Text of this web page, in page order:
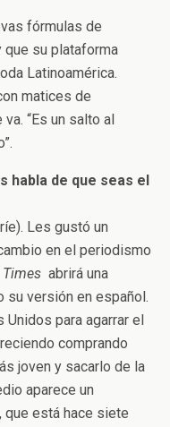
fórmulas de
su plataforma
Latinoamérica.
matices de
“Es un salto al
habla de que seas el
Les gustó un
en el periodismo
Times abrirá una
su versión en español.
para agarrar el
comprando
joven y sacarlo de la
aparece un
que está hace siete